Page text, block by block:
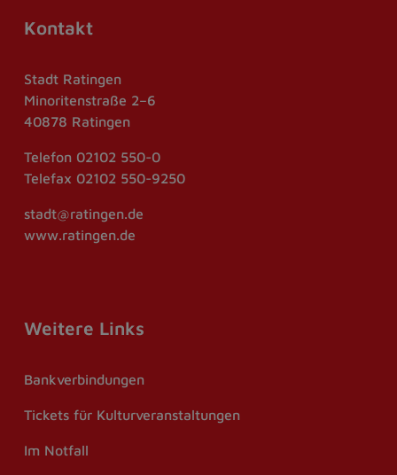
Kontakt
Stadt Ratingen
Minoritenstraße 2–6
40878 Ratingen
Telefon 02102 550-0
Telefax 02102 550-9250
stadt@ratingen.de
www.ratingen.de
Weitere Links
Bankverbindungen
Tickets für Kulturveranstaltungen
Im Notfall